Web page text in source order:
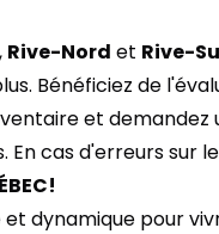
, Rive-Nord et Rive-
Bénéficiez de
et
cas d'erreurs sur
dynamique pour